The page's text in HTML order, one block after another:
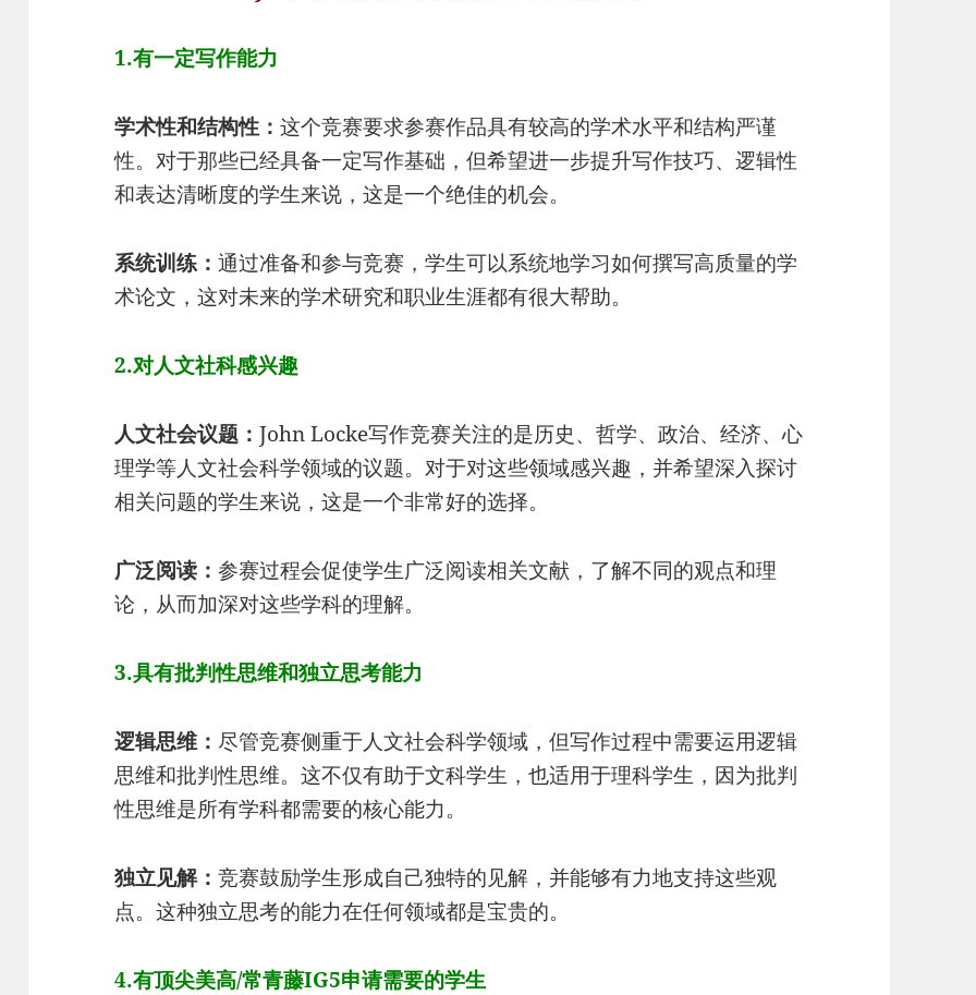
1.有一定写作能力
学术性和结构性：这个竞赛要求参赛作品具有较高的学术水平和结构严谨
性。对于那些已经具备一定写作基础，但希望进一步提升写作技巧、逻辑性
和表达清晰度的学生来说，这是一个绝佳的机会。
系统训练：通过准备和参与竞赛，学生可以系统地学习如何撰写高质量的学
术论文，这对未来的学术研究和职业生涯都有很大帮助。
2.对人文社科感兴趣
人文社会议题：John Locke写作竞赛关注的是历史、哲学、政治、经济、心
理学等人文社会科学领域的议题。对于对这些领域感兴趣，并希望深入探讨
相关问题的学生来说，这是一个非常好的选择。
广泛阅读：参赛过程会促使学生广泛阅读相关文献，了解不同的观点和理
论，从而加深对这些学科的理解。
3.具有批判性思维和独立思考能力
逻辑思维： 尽管竞赛侧重于人文社会科学领域，但写作过程中需要运用逻辑
思维和批判性思维。这不仅有助于文科学生，也适用于理科学生，因为批判
性思维是所有学科都需要的核心能力。
独立见解：竞赛鼓励学生形成自己独特的见解，并能够有力地支持这些观
点。这种独立思考的能力在任何领域都是宝贵的。
4.有顶尖美高/常青藤IG5申请需要的学生